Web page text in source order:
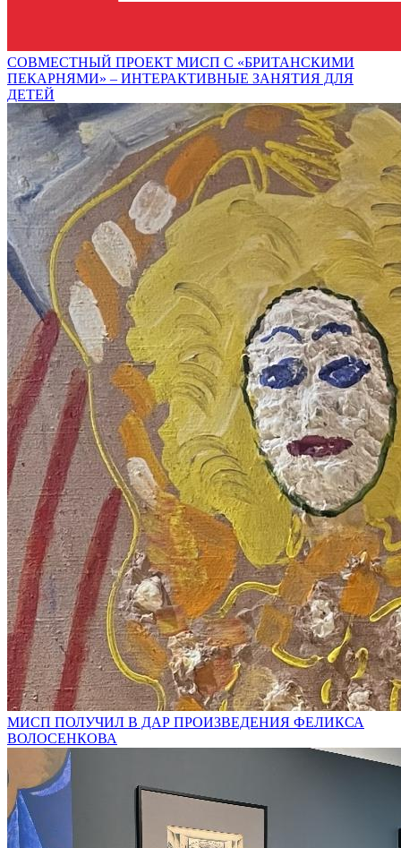
СОВМЕСТНЫЙ ПРОЕКТ МИСП С «БРИТАНСКИМИ
ПЕКАРНЯМИ» – ИНТЕРАКТИВНЫЕ ЗАНЯТИЯ ДЛЯ
ДЕТЕЙ
МИСП ПОЛУЧИЛ В ДАР ПРОИЗВЕДЕНИЯ ФЕЛИКСА
ВОЛОСЕНКОВА